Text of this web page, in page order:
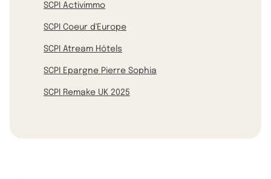
SCPI Activimmo
SCPI Coeur d'Europe
SCPI Atream Hôtels
SCPI Epargne Pierre Sophia
SCPI Remake UK 2025